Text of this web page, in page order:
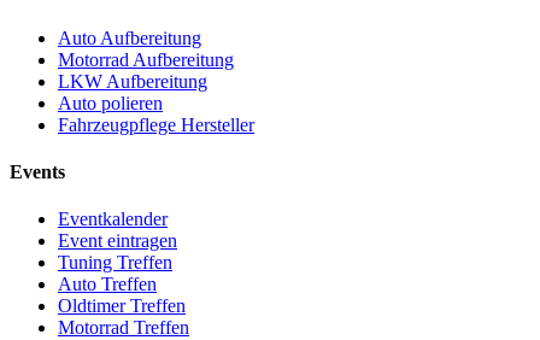
Auto Aufbereitung
Motorrad Aufbereitung
LKW Aufbereitung
Auto polieren
Fahrzeugpflege Hersteller
Events
Eventkalender
Event eintragen
Tuning Treffen
Auto Treffen
Oldtimer Treffen
Motorrad Treffen